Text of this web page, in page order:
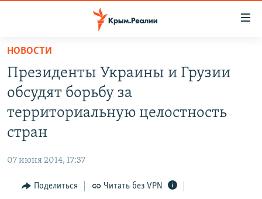
Вернуться
основному
содержанию
Вернутся
главной
Вернутся
поиску
СПЕЦПРОЕКТЫ
ВОДА
ИНФОГРАФИКА
РАДІО СВОБОДА
КАК ОБОЙТИ БЛОКИРОВКУ
НОВОСТИ
Президенты Украины и Грузии
обсудят борьбу за
территориальную целостность
стран
07 июня 2014, 17:37
Поделиться Читать без VPN